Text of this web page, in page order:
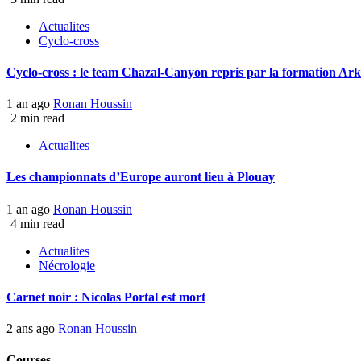
Actualites
Cyclo-cross
Cyclo-cross : le team Chazal-Canyon repris par la formation
1 an ago Ronan Houssin
2 min read
Actualites
Les championnats d’Europe auront lieu à Plouay
1 an ago Ronan Houssin
4 min read
Actualites
Nécrologie
Carnet noir : Nicolas Portal est mort
2 ans ago Ronan Houssin